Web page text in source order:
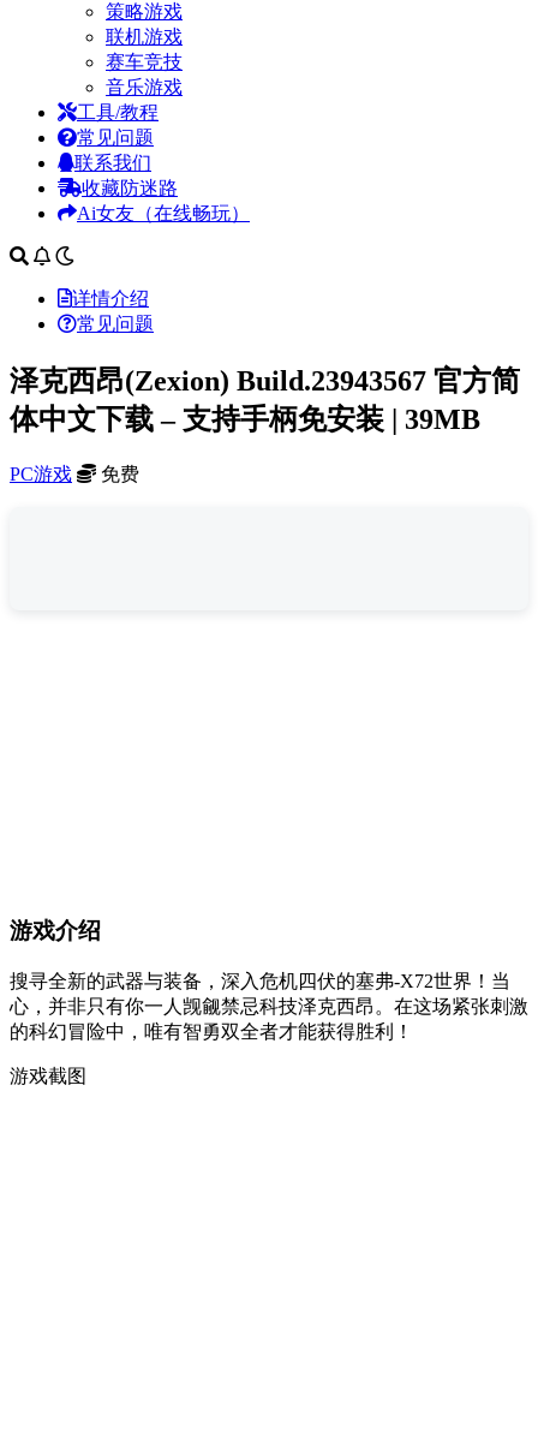
策略游戏
联机游戏
赛车竞技
音乐游戏
工具/教程
常见问题
联系我们
收藏防迷路
Ai女友（在线畅玩）
详情介绍
常见问题
泽克西昂(Zexion) Build.23943567 官方简
体中文下载 – 支持手柄免安装 | 39MB
PC游戏 免费
游戏介绍
搜寻全新的武器与装备，深入危机四伏的塞弗-X72世界！当
心，并非只有你一人觊觎禁忌科技泽克西昂。在这场紧张刺激
的科幻冒险中，唯有智勇双全者才能获得胜利！
游戏截图